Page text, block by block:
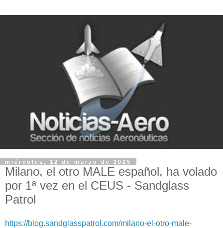
miércoles, 12 de marzo de 2025
Milano, el otro MALE español, ha volado
por 1ª vez en el CEUS - Sandglass
Patrol
https://blog.sandglasspatrol.com/milano-el-otro-male-